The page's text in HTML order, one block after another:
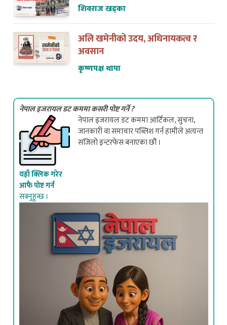
शिवराज खड्का
अलि खमेनीको उदय, अधिनायकत्व र
अवसान
कृष्णपक्ष थापा
नेपाल इजरायल डट कममा कसरी पोष्ट गर्ने ?
यहाँ क्लिक गरेर
आफै पोष्ट गर्न
सक्नुहुन्छ ।
नेपाल इजरायल डट कममा आर्टिकल, सुचना,
जानकारी वा समाचार पब्लिश गर्न हामीले अत्यन्त
सजिलो इन्टरफेस बनाएका छौं ।